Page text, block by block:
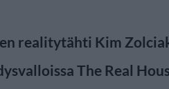
realitytähti Kim
The Real